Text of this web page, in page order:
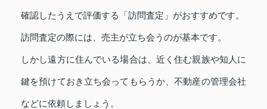
確認したうえで評価する「訪問査定」がおすすめです。
訪問査定の際には、売主が立ち会うのが基本です。
しかし遠方に住んでいる場合は、近く住む親族や知人に
鍵を預けておき立ち会ってもらうか、不動産の管理会社
などに依頼しましょう。